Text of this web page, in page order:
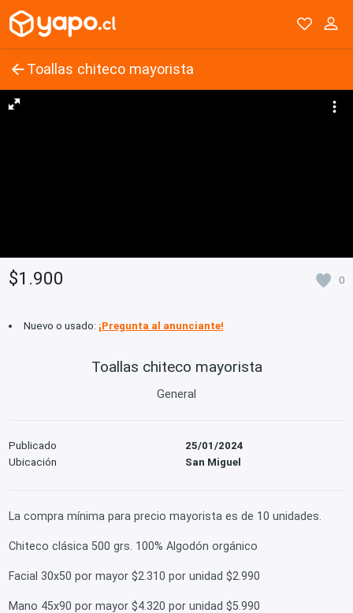
Toallas chiteco mayorista
$1.900 0
Nuevo o usado: ¡Pregunta al anunciante!
Toallas chiteco mayorista
General
Publicado
25/01/2024
Ubicación
San Miguel
La compra mínima para precio mayorista es de 10 unidades.
Chiteco clásica 500 grs. 100% Algodón orgánico
Facial 30x50 por mayor $2.310 por unidad $2.990
Mano 45x90 por mayor $4.320 por unidad $5.990